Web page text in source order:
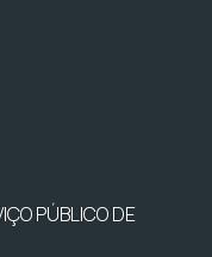
PÚBLICO DE